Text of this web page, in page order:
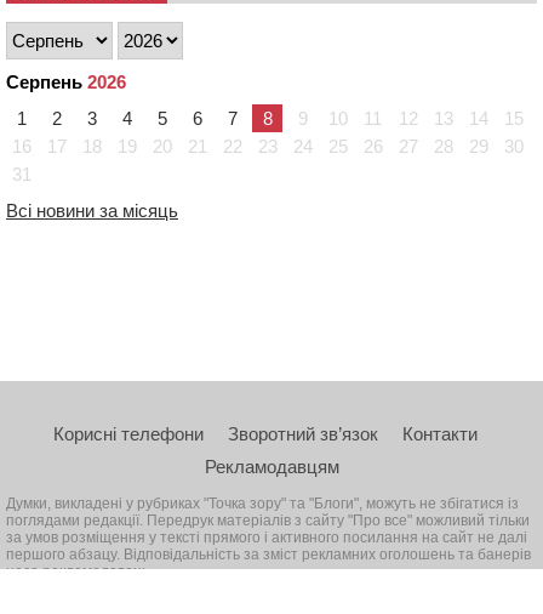
Серпень 2026
1
2 3 4 5 6 7 8 9 10 11 12 13 14
15
16
17 18 19 20 21 22 23 24 25 26 27 28 29
30
31
Всі новини за місяць
Корисні телефони Зворотний зв’язок
Контакти
Рекламодавцям
Думки, викладені у рубриках "Точка зору" та "Блоги", можуть не збігатися із
поглядами редакції. Передрук матеріалів з сайту "Про все" можливий тільки
за умов розміщення у тексті прямого і активного посилання на сайт не далі
першого абзацу. Відповідальність за зміст рекламних оголошень та банерів
несе рекламодавець